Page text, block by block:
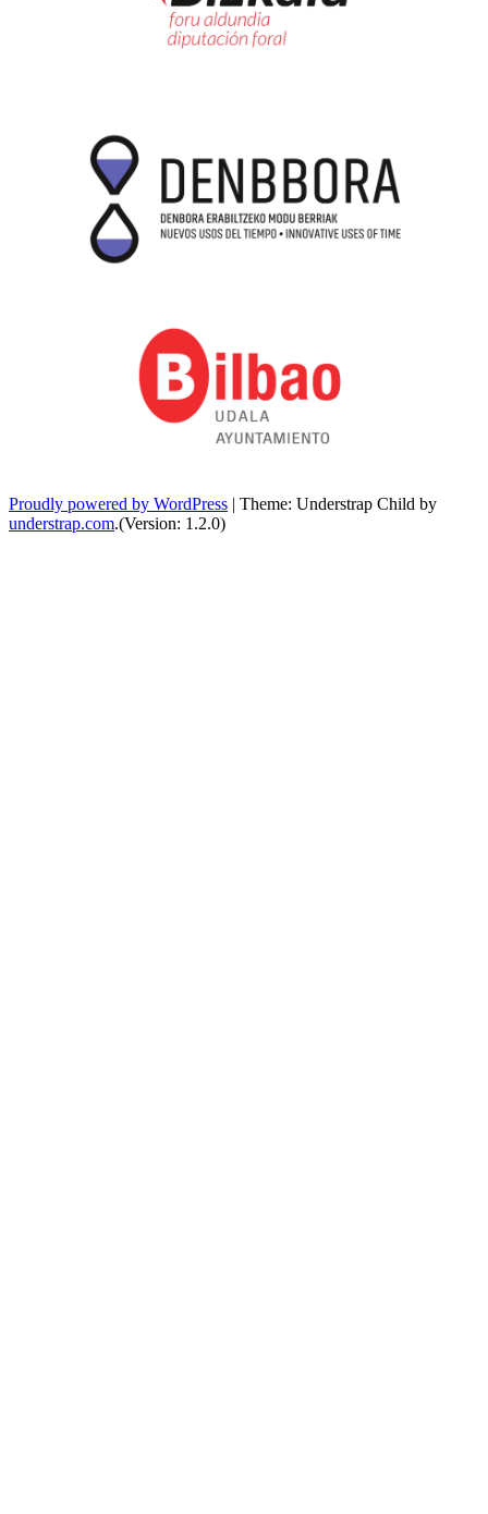
Proudly powered by WordPress | Theme: Understrap Child by
understrap.com.(Version: 1.2.0)